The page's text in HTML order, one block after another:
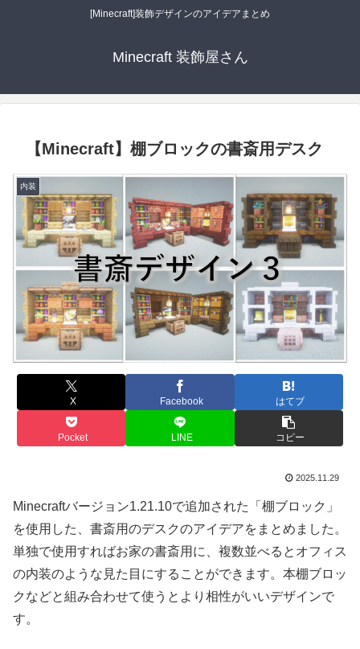
[Minecraft]装飾デザインのアイデアまとめ
Minecraft 装飾屋さん
【Minecraft】棚ブロックの書斎用デスク
内装
X Facebook はてブ
Pocket LINE コピー
2025.11.29
Minecraftバージョン1.21.10で追加された「棚ブロック」
を使用した、書斎用のデスクのアイデアをまとめました。
単独で使用すればお家の書斎用に、複数並べるとオフィス
の内装のような見た目にすることができます。本棚ブロッ
クなどと組み合わせて使うとより相性がいいデザインで
す。